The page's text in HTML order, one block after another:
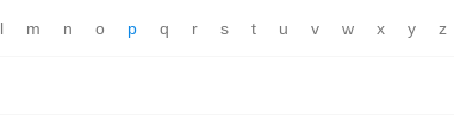
l m n o p q r s t u v w x y z